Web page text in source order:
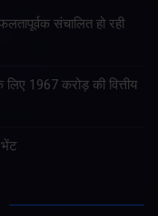
संचालित हो रही
1967 करोड़ की वित्तीय
भेंट